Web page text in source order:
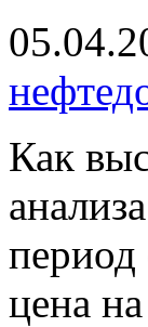
Как
период
цена